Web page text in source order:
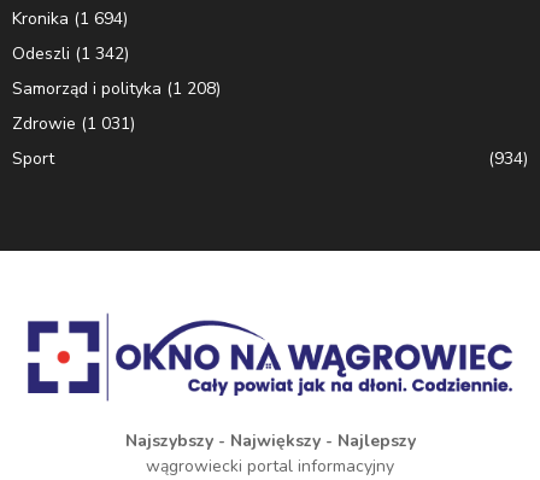
Kronika (1 694)
Odeszli (1 342)
Samorząd i polityka (1 208)
Zdrowie (1 031)
Sport
(934)
Najszybszy - Największy - Najlepszy
wągrowiecki portal informacyjny